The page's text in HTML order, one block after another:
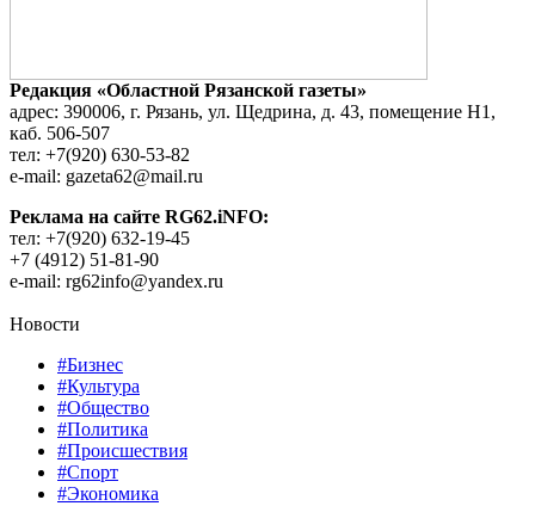
Редакция «Областной Рязанской газеты»
адрес: 390006, г. Рязань, ул. Щедрина, д. 43, помещение Н1,
каб. 506-507
тел: +7(920) 630-53-82
e-mail: gazeta62@mail.ru
Реклама на сайте RG62.iNFO:
тел: +7(920) 632-19-45
+7 (4912) 51-81-90
e-mail: rg62info@yandex.ru
Новости
#Бизнес
#Культура
#Общество
#Политика
#Происшествия
#Спорт
#Экономика